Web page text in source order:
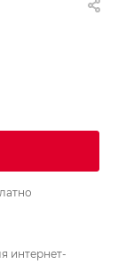
интернет-